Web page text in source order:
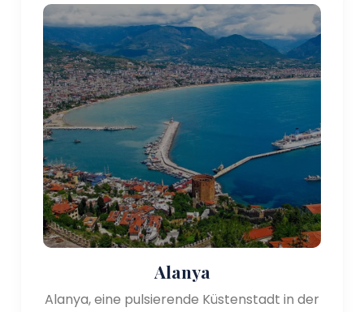
Alanya
Alanya, eine pulsierende Küstenstadt in der